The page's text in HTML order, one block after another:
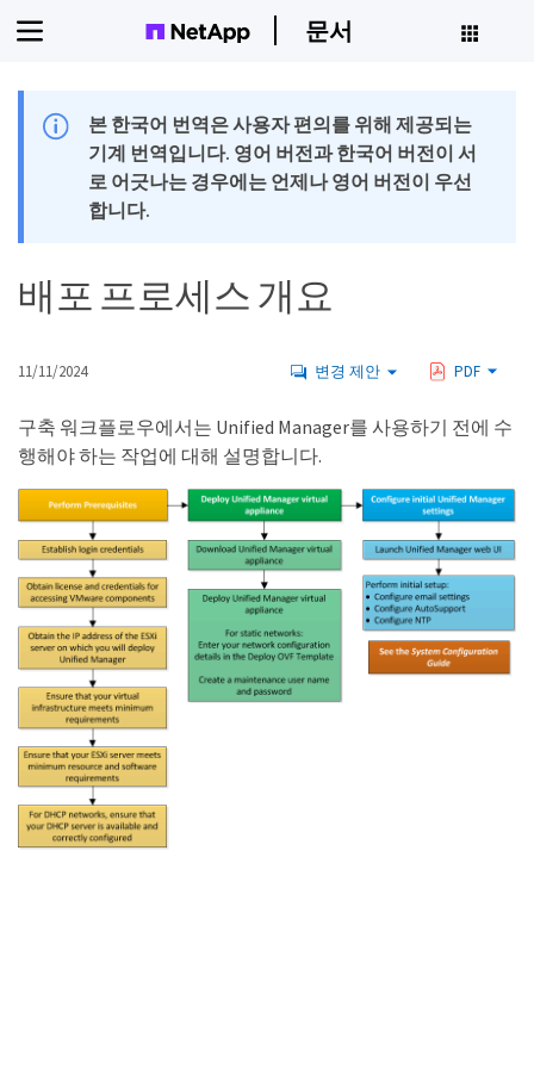
문서
본 한국어 번역은 사용자 편의를 위해 제공되는
기계 번역입니다. 영어 버전과 한국어 버전이 서
로 어긋나는 경우에는 언제나 영어 버전이 우선
합니다.
배포 프로세스 개요
11/11/2024 변경 제안 PDF
구축 워크플로우에서는 Unified Manager를 사용하기 전에 수
행해야 하는 작업에 대해 설명합니다.